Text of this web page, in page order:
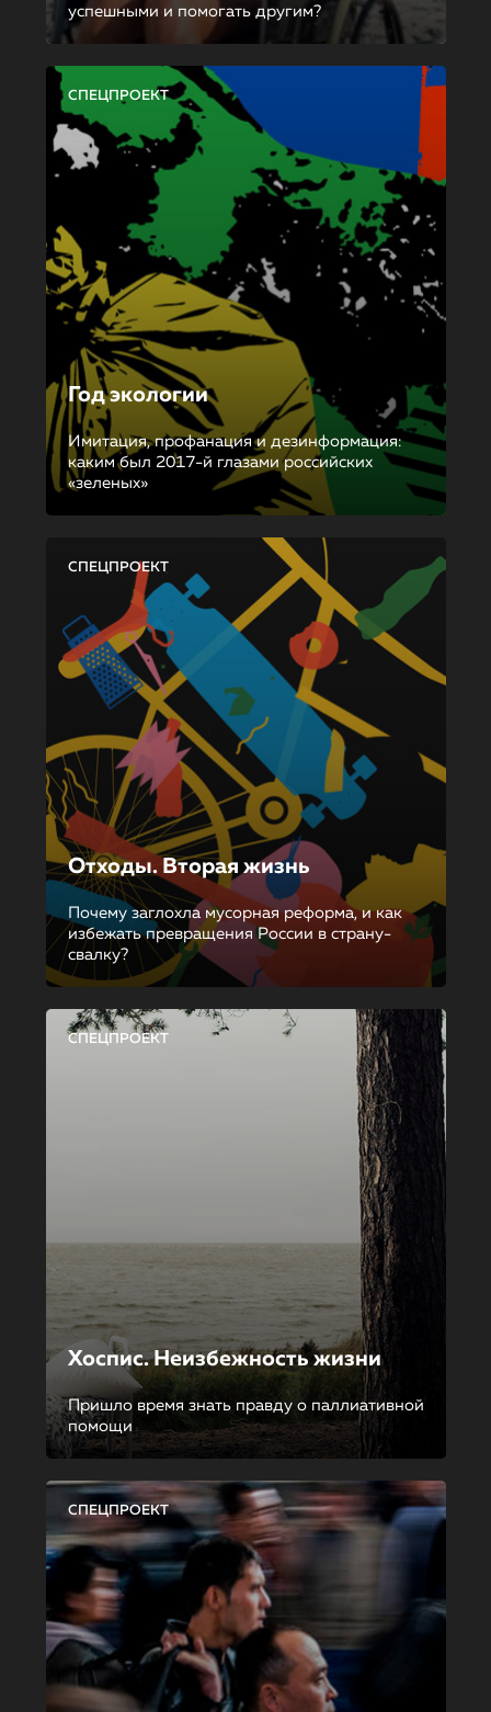
успешными и помогать другим?
СПЕЦПРОЕКТ
Год экологии
Имитация, профанация и дезинформация:
каким был 2017-й глазами российских
«зеленых»
СПЕЦПРОЕКТ
Отходы. Вторая жизнь
Почему заглохла мусорная реформа, и как
избежать превращения России в страну-
свалку?
СПЕЦПРОЕКТ
Хоспис. Неизбежность жизни
Пришло время знать правду о паллиативной
помощи
СПЕЦПРОЕКТ